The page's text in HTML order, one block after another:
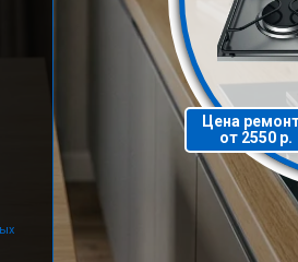
Цена
от 2550 р.